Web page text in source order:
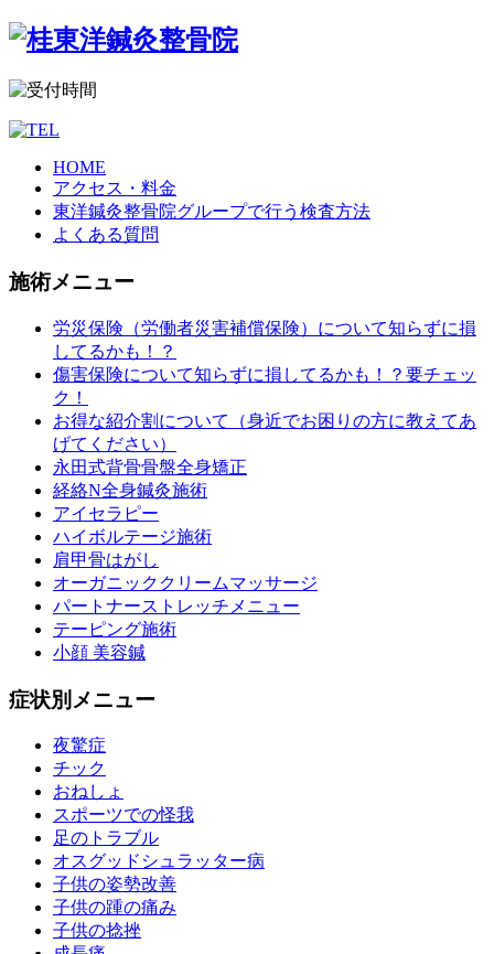
HOME
アクセス・料金
東洋鍼灸整骨院グループで行う検査方法
よくある質問
施術メニュー
労災保険（労働者災害補償保険）について知らずに損
してるかも！？
傷害保険について知らずに損してるかも！？要チェッ
ク！
お得な紹介割について（身近でお困りの方に教えてあ
げてください）
永田式背骨骨盤全身矯正
経絡N全身鍼灸施術
アイセラピー
ハイボルテージ施術
肩甲骨はがし
オーガニッククリームマッサージ
パートナーストレッチメニュー
テーピング施術
小顔 美容鍼
症状別メニュー
夜驚症
チック
おねしょ
スポーツでの怪我
足のトラブル
オスグッドシュラッター病
子供の姿勢改善
子供の踵の痛み
子供の捻挫